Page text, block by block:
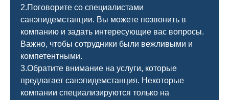
2.Поговорите со специалистами
санэпидемстанции. Вы можете позвонить в
компанию и задать интересующие вас вопросы.
Важно, чтобы сотрудники были вежливыми и
компетентными.
3.Обратите внимание на услуги, которые
предлагает санэпидемстанция. Некоторые
компании специализируются только на